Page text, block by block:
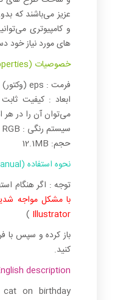
عزیز می‌باشند که
و کامپیوتری
های مورد نیاز خود
خصوصیات (properties):
فرمت : eps (وکتور)
ابعاد : کیفیت
می‌توان آن را در هر
سیستم رنگی : RGB
حجم: 12.1MB
نحوه استفاده (user manual):
توجه : اگر هنگام
با مشکل مواجه
Illustrator
)
باز کرده و سپس با
کنید.
description:
cat on birthday